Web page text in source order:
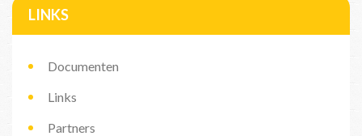
LINKS
Documenten
Links
Partners